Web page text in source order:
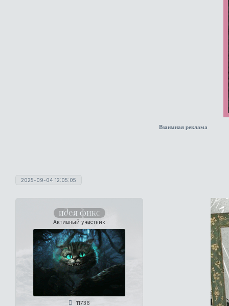
Взаимная реклама
2025-09-04 12:05:05
идея фикс
Активный участник
11736